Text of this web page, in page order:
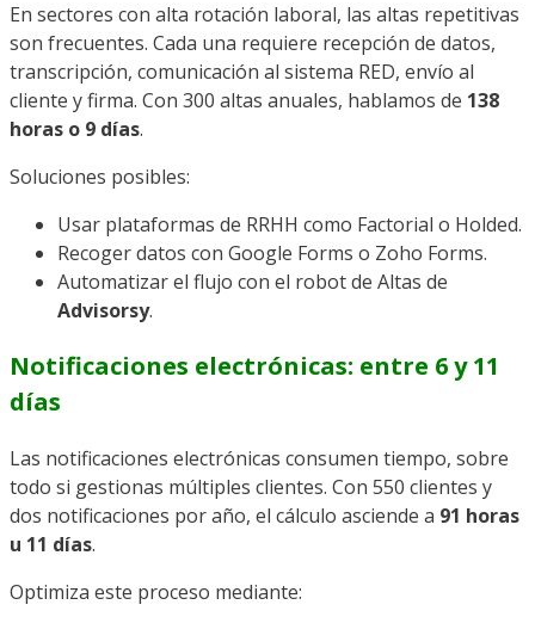
En sectores con alta rotación laboral, las altas repetitivas
son frecuentes. Cada una requiere recepción de datos,
transcripción, comunicación al sistema RED, envío al
cliente y firma. Con 300 altas anuales, hablamos de 138
horas o 9 días.
Soluciones posibles:
Usar plataformas de RRHH como Factorial o Holded.
Recoger datos con Google Forms o Zoho Forms.
Automatizar el flujo con el robot de Altas de
Advisorsy.
Notificaciones electrónicas: entre 6 y 11
días
Las notificaciones electrónicas consumen tiempo, sobre
todo si gestionas múltiples clientes. Con 550 clientes y
dos notificaciones por año, el cálculo asciende a 91 horas
u 11 días.
Optimiza este proceso mediante: